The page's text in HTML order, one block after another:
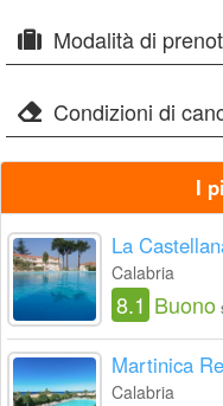
Modalità di
Condizioni di
I
La
Calabria
8.1 Buono
Martinica
Calabria